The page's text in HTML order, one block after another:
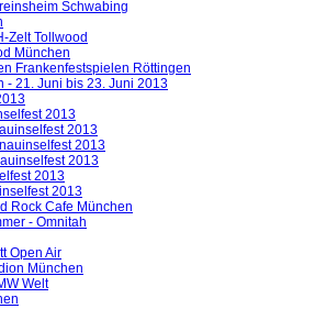
Schwabing
Zelt Tollwood
München
Frankenfestspielen Röttingen
- 21. Juni bis 23. Juni 2013
2013
2013
2013
2013
2013
2013
Rock Cafe München
- Omnitah
Open Air
München
Welt